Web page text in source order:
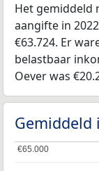
Het gemiddeld
aangifte in
€63.724. Er
belastbaar
Oever was
Gemiddeld
€65.000
€65.000